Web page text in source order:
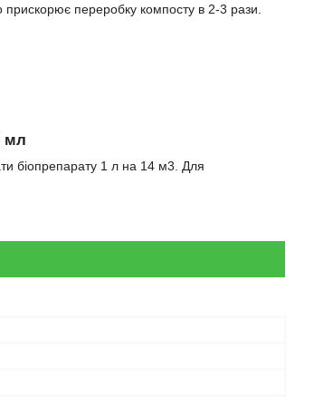
прискорює переробку компосту в 2-3 рази.
мл
біопрепарату 1 л на 14 м3. Для